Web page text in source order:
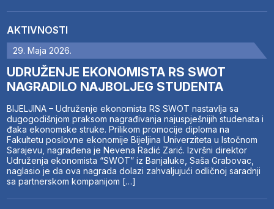
AKTIVNOSTI
29. Maja 2026.
UDRUŽENJE EKONOMISTA RS SWOT
NAGRADILO NAJBOLJEG STUDENTA
BIJELJINA – Udruženje ekonomista RS SWOT nastavlja sa
dugogodišnjom praksom nagrađivanja najuspješnijih studenata i
đaka ekonomske struke. Prilikom promocije diploma na
Fakultetu poslovne ekonomije Bijeljina Univerziteta u Istočnom
Sarajevu, nagrađena je Nevena Radić Zarić. Izvršni direktor
Udruženja ekonomista “SWOT” iz Banjaluke, Saša Grabovac,
naglasio je da ova nagrada dolazi zahvaljujući odličnoj saradnji
sa partnerskom kompanijom […]